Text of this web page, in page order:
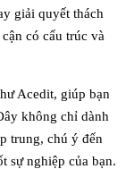
giải quyết thách
có cấu trúc và
Acedit, giúp bạn
không chỉ dành
trung, chú ý đến
sự nghiệp của bạn.